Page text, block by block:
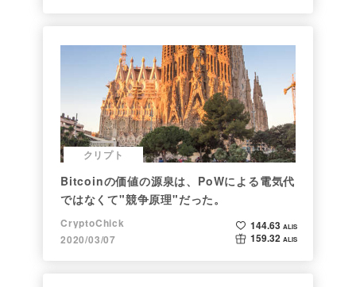
クリプト
Bitcoinの価値の源泉は、PoWによる電気代
ではなくて"競争原理"だった。
CryptoChick
2020/03/07
144.63 ALIS
159.32 ALIS